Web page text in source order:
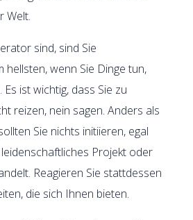
Welt.
sind, sind Sie
hellsten, wenn Sie Dinge tun,
ist wichtig, dass Sie zu
reizen, nein sagen. Anders als
Sie nichts initiieren, egal
Projekt oder
Reagieren Sie stattdessen
die sich Ihnen bieten.